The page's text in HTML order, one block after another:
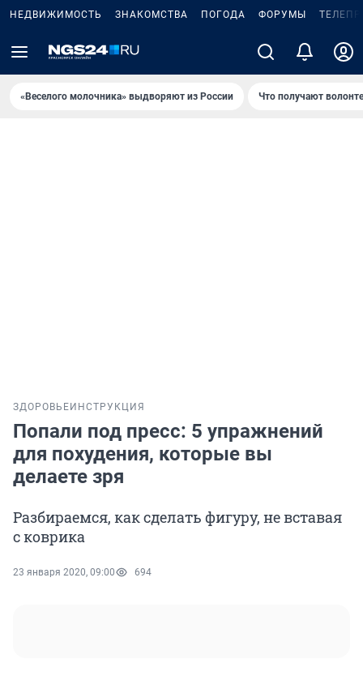
НЕДВИЖИМОСТЬ ЗНАКОМСТВА ПОГОДА ФОРУМЫ
«Веселого молочника» выдворяют из России Что получают
ЗДОРОВЬЕ ИНСТРУКЦИЯ
Попали под пресс: 5 упражнений
для похудения, которые вы
делаете зря
Разбираемся, как сделать фигуру, не вставая
с коврика
23 января 2020, 09:00 694